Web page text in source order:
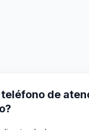
de